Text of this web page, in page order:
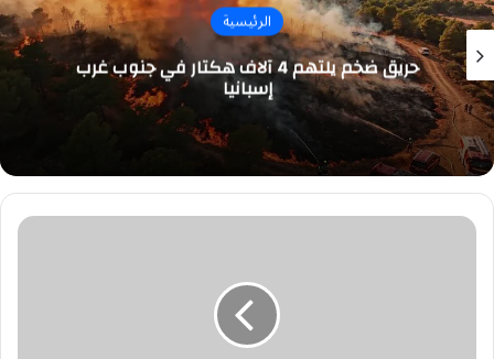
الرئيسية
حريق ضخم يلتهم 4 آلاف هكتار في جنوب غرب
إسبانيا
#وظائف